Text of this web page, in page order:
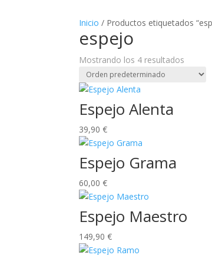
Inicio / Productos etiquetados
espejo
Mostrando los 4 resultados
Espejo Alenta
39,90€
Espejo Grama
60,00€
Espejo Maestro
149,90€